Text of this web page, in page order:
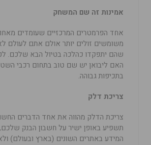
אמינות זה שם המשחק
אחד הפרמטרים המרכזיים שעומדים
משומשים זולים יותר אולם אתם לעולם
שהם יתפקדו כהלכה בטיול הבא שלכם.
האם ליבואן יש שם טוב בתחום רכבי
בתכיפות גבוהה.
צריכת דלק
צריכת הדלק מהווה את אחד הדברים
תשפיע באופן ישיר על חשבון הבנק
המידע באתרים השונים (בארץ ובעולם)